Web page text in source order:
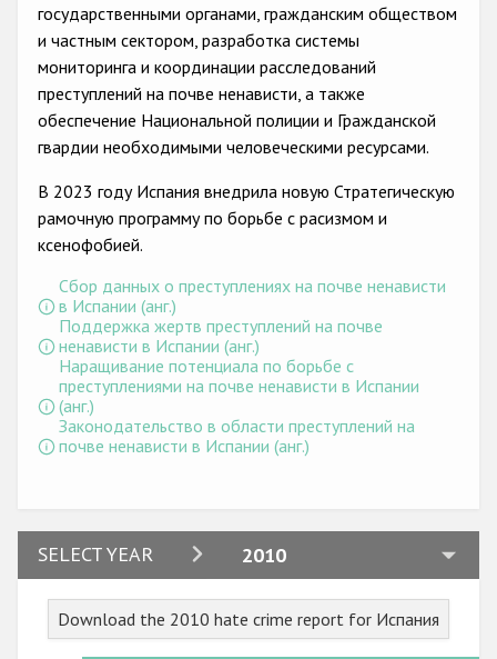
государственными органами, гражданским обществом
и частным сектором, разработка системы
мониторинга и координации расследований
преступлений на почве ненависти, а также
обеспечение Национальной полиции и Гражданской
гвардии необходимыми человеческими ресурсами.
В 2023 году Испания внедрила новую Стратегическую
рамочную программу по борьбе с расизмом и
ксенофобией.
Сбор данных о преступлениях на почве ненависти
в Испании (анг.)
Поддержка жертв преступлений на почве
ненависти в Испании (анг.)
Наращивание потенциала по борьбе с
преступлениями на почве ненависти в Испании
(анг.)
Законодательство в области преступлений на
почве ненависти в Испании (анг.)
SELECT YEAR 2010
2024
2022
Download the 2010 hate crime report for Испания